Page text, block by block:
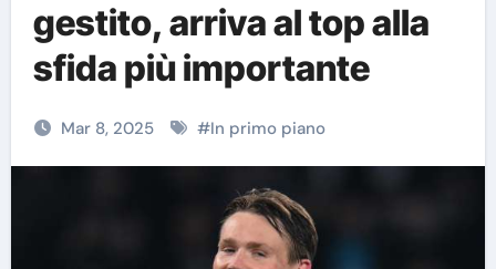
gestito, arriva al top alla
sfida più importante
Mar 8, 2025 #In primo piano